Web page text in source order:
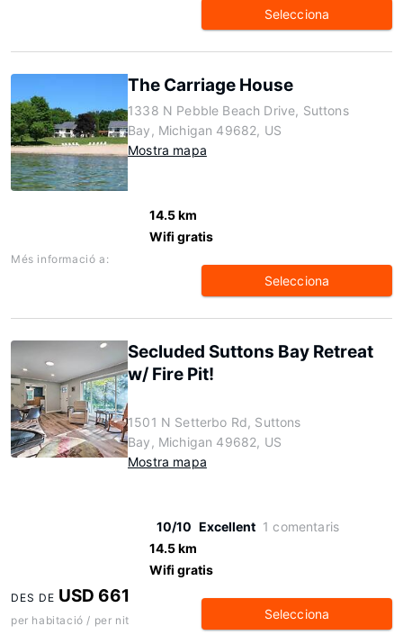
Selecciona
The Carriage House
1338 N Pebble Beach Drive, Suttons
Bay, Michigan 49682, US
Mostra mapa
14.5 km
Wifi gratis
Més informació a:
Selecciona
Secluded Suttons Bay Retreat
w/ Fire Pit!
1501 N Setterbo Rd, Suttons
Bay, Michigan 49682, US
Mostra mapa
10/10 Excellent 1 comentaris
14.5 km
Wifi gratis
DES DE USD 661
per habitació / per nit Selecciona